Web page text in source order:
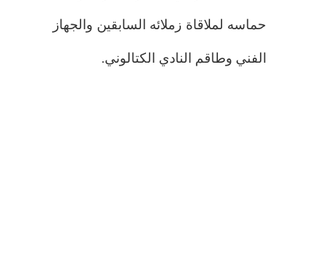
حماسه لملاقاة زملائه السابقين والجهاز
الفني وطاقم النادي الكتالوني.